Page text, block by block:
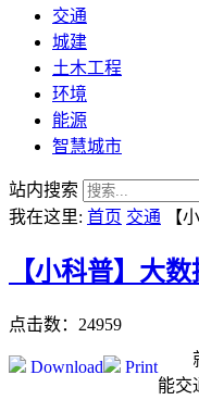
交通
城建
土木工程
环境
能源
智慧城市
站内搜索
我在这里: 首页 交通 【
【小科普】大
点击数：24959
Print
Download
能交